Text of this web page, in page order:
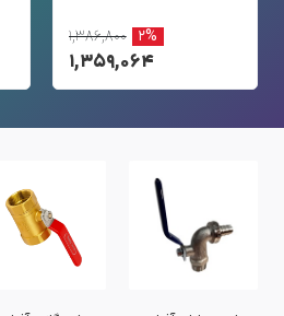
۱,۳۸۶,۸۰۰ ۲%
۱,۳۵۹,۰۶۴